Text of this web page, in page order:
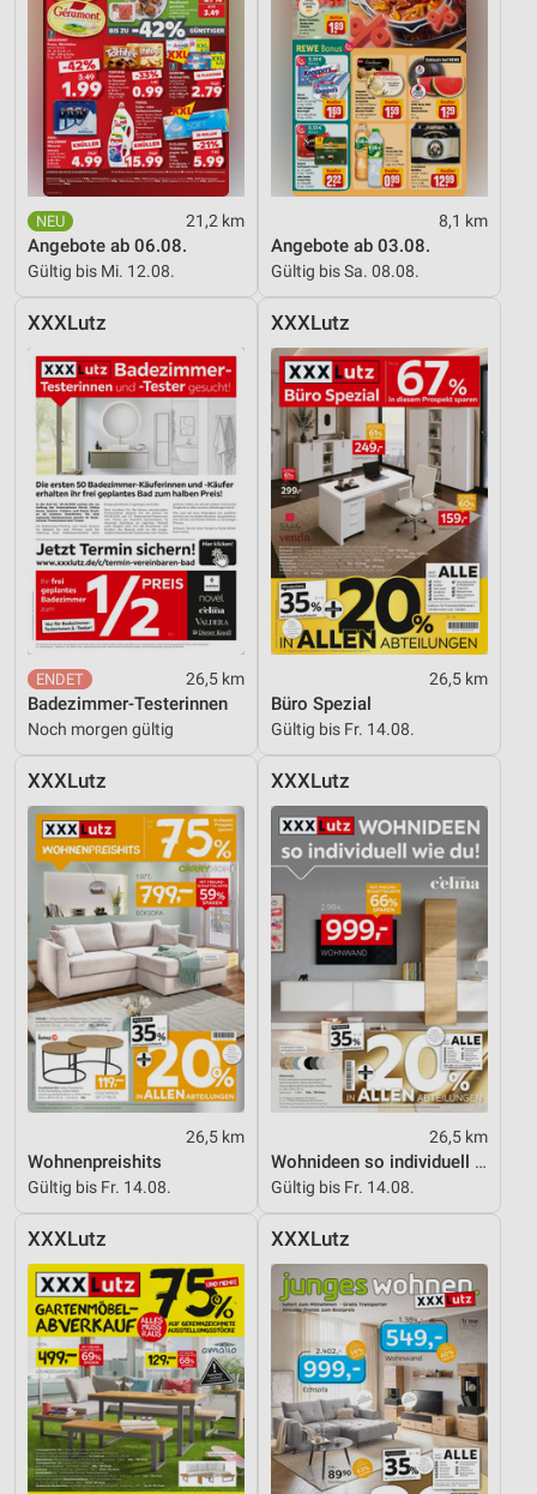
21,2 km
Angebote ab 06.08.
Gültig bis Mi. 12.08.
8,1 km
Angebote ab 03.08.
Gültig bis Sa. 08.08.
XXXLutz
26,5 km
Badezimmer-Testerinnen
Noch morgen gültig
XXXLutz
26,5 km
Büro Spezial
Gültig bis Fr. 14.08.
XXXLutz
26,5 km
Wohnenpreishits
Gültig bis Fr. 14.08.
XXXLutz
26,5 km
Wohnideen so individuell wie du!
Gültig bis Fr. 14.08.
XXXLutz XXXLutz